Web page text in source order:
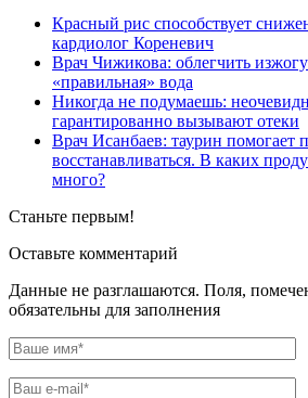
Красный рис способствует
кардиолог Кореневич
Врач Чижикова: облегчить
«правильная» вода
Никогда не подумаешь:
гарантированно вызывают отеки
Врач Исанбаев: таурин помогает
восстанавливаться. В каких
много?
Станьте первым!
Оставьте комментарий
Данные не разглашаются. Поля,
обязательны для заполнения